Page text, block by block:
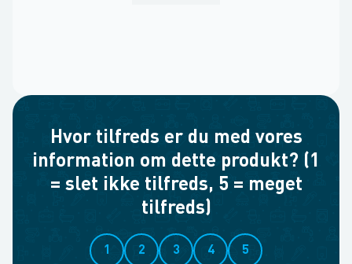
Hvor tilfreds er du med vores
information om dette produkt? (1
= slet ikke tilfreds, 5 = meget
tilfreds)
1 2 3 4 5